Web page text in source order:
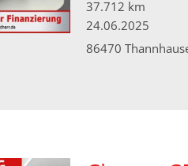
37.712 km
24.06.2025
86470